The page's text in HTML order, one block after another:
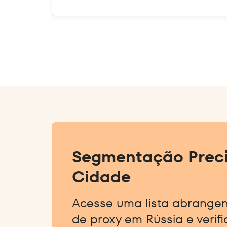
Segmentação
Cidade
Acesse uma lista
de proxy em Rússia e